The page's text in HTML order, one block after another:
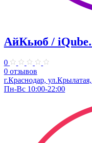
АйКьюб /
0
0 отзывов
г.Краснодар,
Пн-Вс 10:00-22:00